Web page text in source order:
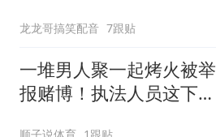
龙龙哥搞笑配音 7跟贴
一堆男人聚一起烤火被举
报赌博！执法人员这下尴
顺子说体育 1跟贴